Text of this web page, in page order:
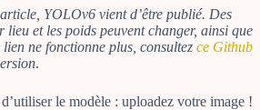
YOLOv6 vient d’être publié. Des
lieu et les poids peuvent changer, ainsi que
ne fonctionne plus, consultez ce Github
.
le modèle : uploadez votre image !